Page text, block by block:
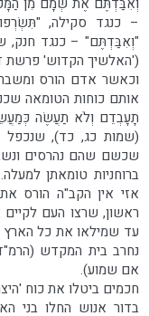
– כנגד סקילה,
"וְאִבַּדְתֶּם" – כנגד חנק,
('האלשיך הקדוש' פרשת
וכאשר אדם הורס
אותם כוחות הטומאה
תָעָבְדֵם וְלֹא תַעֲשֶׂה
(שמות כג, כד),
שכשם שהם נהרסים
ברוחניות טומאתן
אזי אין הקב"ה הורס
ראשון, שרצו העם
עד שמילאו את כל
נחרב בית המקדש
אם שמוע).
חכמים ביטלו את כוח
בדור אנוש החלו בני